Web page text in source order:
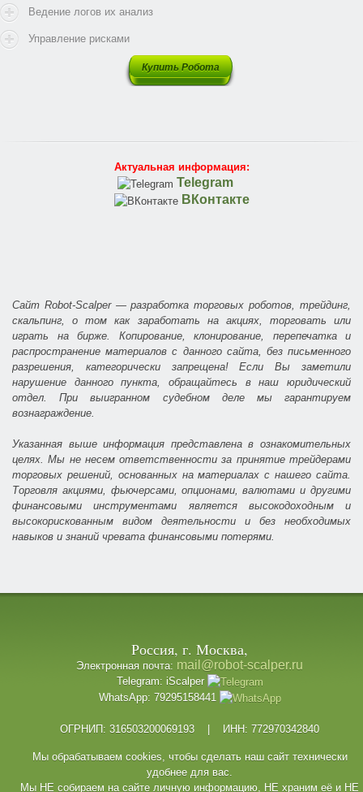
Ведение логов их анализ
Управление рисками
Купить Робота
Актуальная информация:
Telegram
ВКонтакте
Сайт Robot-Scalper — разработка торговых роботов, трейдинг,
скальпинг, о том как заработать на акциях, торговать или
играть на бирже. Копирование, клонирование, перепечатка и
распространение материалов с данного сайта, без письменного
разрешения, категорически запрещена! Если Вы заметили
нарушение данного пункта, обращайтесь в наш юридический
отдел. При выигранном судебном деле мы гарантируем
вознаграждение.
Указанная выше информация представлена в ознакомительных
целях. Мы не несем ответственности за принятие трейдерами
торговых решений, основанных на материалах с нашего сайта.
Торговля акциями, фьючерсами, опционами, валютами и другими
финансовыми инструментами является высокодоходным и
высокорискованным видом деятельности и без необходимых
навыков и знаний чревата финансовыми потерями.
Россия, г. Москва,
Электронная почта: mail@robot-scalper.ru
Telegram: iScalper
WhatsApp: 79295158441
ОГРНИП: 316503200069193 | ИНН: 772970342840
Мы обрабатываем cookies, чтобы сделать наш сайт технически
удобнее для вас.
Мы НЕ собираем на сайте личную информацию, НЕ храним её и НЕ